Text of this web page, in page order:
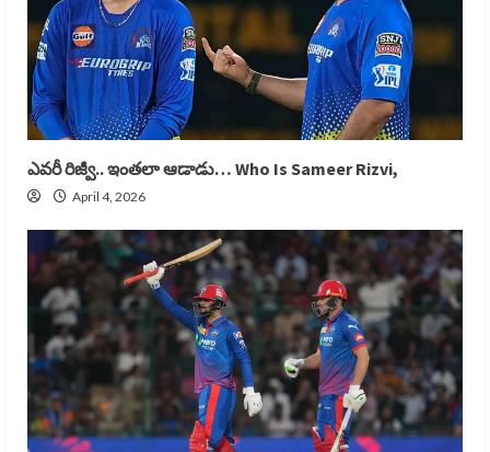
ఎవరీ రిజ్వీ.. ఇంతలా ఆడాడు… Who Is Sameer Rizvi,
April 4, 2026